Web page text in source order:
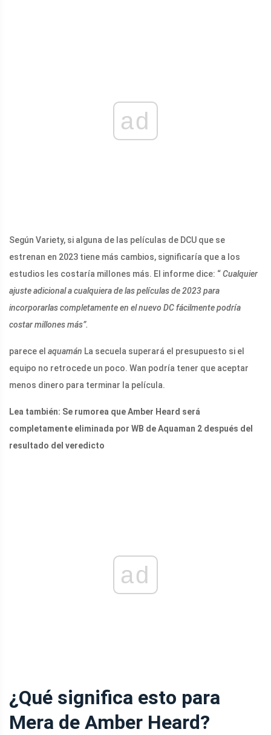
ad
Según Variety, si alguna de las películas de DCU que se
estrenan en 2023 tiene más cambios, significaría que a los
estudios les costaría millones más. El informe dice: “Cualquier
ajuste adicional a cualquiera de las películas de 2023 para
incorporarlas completamente en el nuevo DC fácilmente podría
costar millones más”.
parece el aquamán La secuela superará el presupuesto si el
equipo no retrocede un poco. Wan podría tener que aceptar
menos dinero para terminar la película.
Lea también: Se rumorea que Amber Heard será
completamente eliminada por WB de Aquaman 2 después del
resultado del veredicto
ad
¿Qué significa esto para
Mera de Amber Heard?